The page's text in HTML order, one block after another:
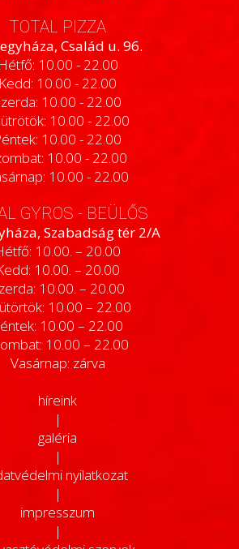
TOTAL PIZZA
Család u. 96.
Hétfő: 10.00 - 22.00
Kedd: 10.00 - 22.00
10.00 - 22.00
10.00 - 22.00
10.00 - 22.00
10.00 - 22.00
10.00 - 22.00
GYROS - BEÜLŐS
Szabadság tér 2/A
10.00. – 20.00
10.00. – 20.00
10.00. – 20.00
10.00 – 22.00
10.00 – 22.00
10.00 – 22.00
Vasárnap: zárva
híreink
|
galéria
|
nyilatkozat
|
impresszum
|